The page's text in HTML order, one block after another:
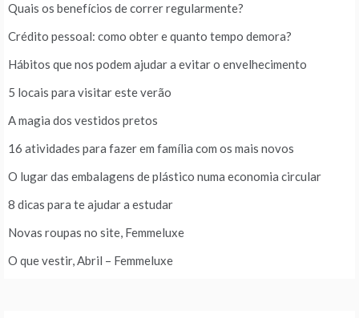
Quais os benefícios de correr regularmente?
Crédito pessoal: como obter e quanto tempo demora?
Hábitos que nos podem ajudar a evitar o envelhecimento
5 locais para visitar este verão
A magia dos vestidos pretos
16 atividades para fazer em família com os mais novos
O lugar das embalagens de plástico numa economia circular
8 dicas para te ajudar a estudar
Novas roupas no site, Femmeluxe
O que vestir, Abril – Femmeluxe